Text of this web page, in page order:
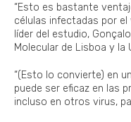
“Esto es bastante
células infectadas por el
líder del estudio,
Molecular de Lisboa y la
“(Esto lo convierte) en
puede ser eficaz en las
incluso en otros virus,